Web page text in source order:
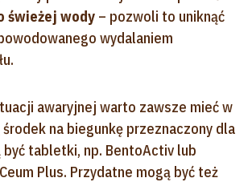
świeżej wody – pozwoli to uniknąć
wydalaniem
awaryjnej warto zawsze mieć w
środek na biegunkę przeznaczony dla
być tabletki, np. BentoActiv lub
Plus. Przydatne mogą być też